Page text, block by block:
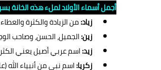
أجمل أسماء الأولاد لملء هذه الخانة
زياد:من الزيادة والكثرة
زين:الجميل، الحسن، وصاحب
زيد:اسم عربي أصيل يعني
زكريا:اسم نبي من أنبياء الله